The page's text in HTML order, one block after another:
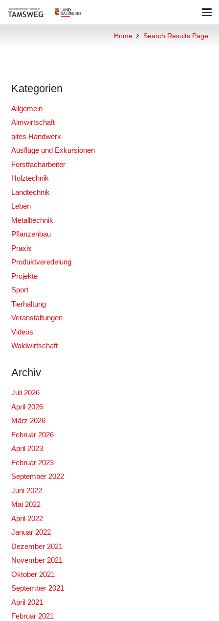
Home Search Results Page
Kategorien
Allgemein
Almwirtschaft
altes Handwerk
Ausflüge und Exkursionen
Forstfacharbeiter
Holztechnik
Landtechnik
Leben
Metalltechnik
Pflanzenbau
Praxis
Produktveredelung
Projekte
Sport
Tierhaltung
Veranstaltungen
Videos
Waldwirtschaft
Archiv
Juli 2026
April 2026
März 2026
Februar 2026
April 2023
Februar 2023
September 2022
Juni 2022
Mai 2022
April 2022
Januar 2022
Dezember 2021
November 2021
Oktober 2021
September 2021
April 2021
Februar 2021